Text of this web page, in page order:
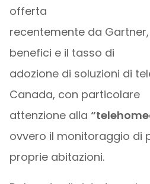
offerta
recentemente da
benefici e il tasso di
adozione di soluzioni di
Canada, con particolare
attenzione alla
ovvero il monitoraggio di
proprie abitazioni.